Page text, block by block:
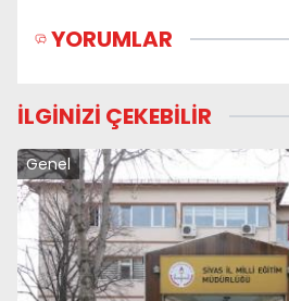
YORUMLAR
İLGİNİZİ ÇEKEBİLİR
Genel